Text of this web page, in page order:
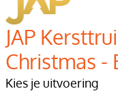
JAP
Christmas -
Kies je uitvoering